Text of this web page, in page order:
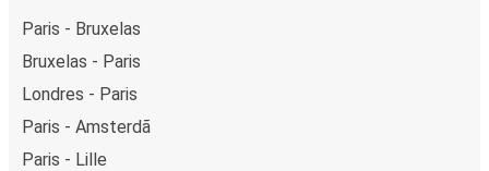
Paris - Bruxelas
Bruxelas - Paris
Londres - Paris
Paris - Amsterdã
Paris - Lille